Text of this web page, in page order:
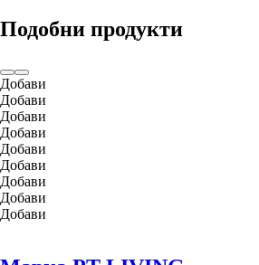
Подобни продукти
Добави
Добави
Добави
Добави
Добави
Добави
Добави
Добави
Добави